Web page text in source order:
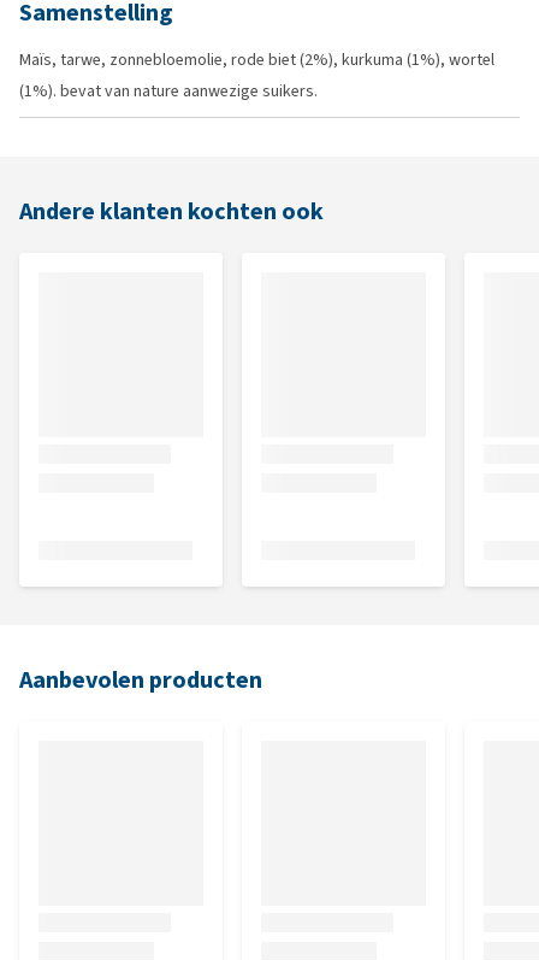
Samenstelling
Maïs, tarwe, zonnebloemolie, rode biet (2%), kurkuma (1%), wortel
(1%). bevat van nature aanwezige suikers.
Andere klanten kochten ook
Aanbevolen producten